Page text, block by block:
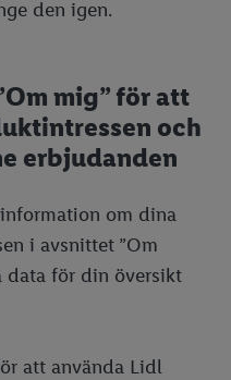
den igen.
mig” för att
och
erbjudanden
om dina
i avsnittet ”Om
data för din översikt
att använda Lidl